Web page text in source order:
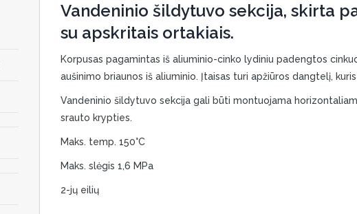
Vandeninio šildytuvo sekcija, skirta
su apskritais ortakiais.
Korpusas pagamintas iš aliuminio-cinko lydiniu padengtos
aušinimo briaunos iš aliuminio. Įtaisas turi apžiūros dangtelį,
Vandeninio šildytuvo sekcija gali būti montuojama
srauto krypties.
Maks. temp. 150°C
Maks. slėgis 1,6 MPa
2-jų eilių